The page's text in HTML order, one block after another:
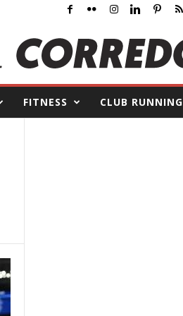
FITNESS CLUB RUNNING